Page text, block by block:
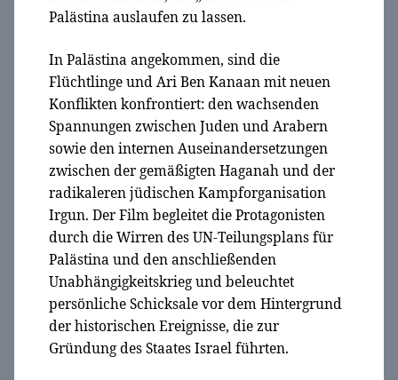
Palästina auslaufen zu lassen.
In Palästina angekommen, sind die
Flüchtlinge und Ari Ben Kanaan mit neuen
Konflikten konfrontiert: den wachsenden
Spannungen zwischen Juden und Arabern
sowie den internen Auseinandersetzungen
zwischen der gemäßigten Haganah und der
radikaleren jüdischen Kampforganisation
Irgun. Der Film begleitet die Protagonisten
durch die Wirren des UN-Teilungsplans für
Palästina und den anschließenden
Unabhängigkeitskrieg und beleuchtet
persönliche Schicksale vor dem Hintergrund
der historischen Ereignisse, die zur
Gründung des Staates Israel führten.